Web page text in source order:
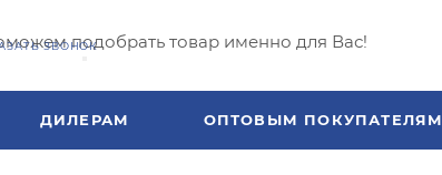
подобрать товар именно для Вас!
ЗВОНОК
ДИЛЕРАМ ОПТОВЫМ ПОКУПАТЕЛЯМ